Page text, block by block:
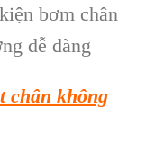
bơm chân
dễ dàng
chân không